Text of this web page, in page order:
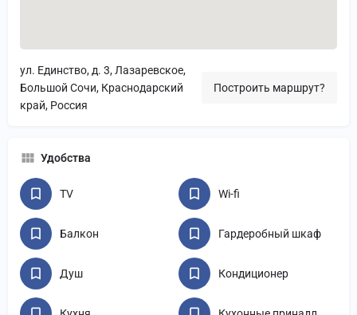
ул. Единство, д. 3, Лазаревское,
Большой Сочи, Краснодарский
край, Россия
Построить маршрут?
Удобства
TV Wi-fi
Балкон Гардеробный шкаф
Душ Кондиционер